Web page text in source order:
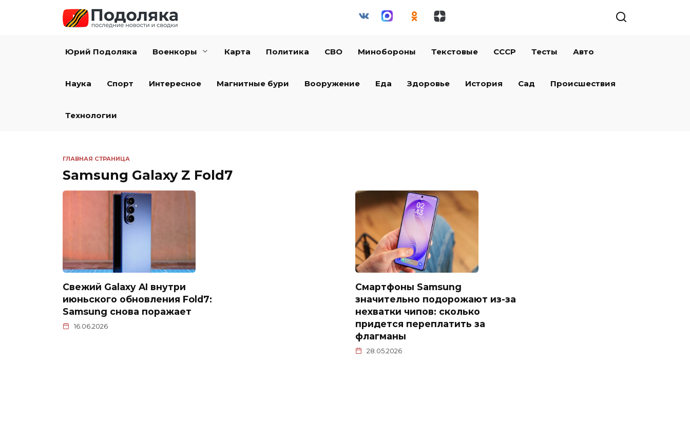
Юрий Подоляка Военкоры Карта Политика СВО Минобороны Текстовые СССР Тесты Авто
Наука Спорт Интересное Магнитные бури Вооружение Еда Здоровье История Сад Происшествия
Технологии
ГЛАВНАЯ СТРАНИЦА
Samsung Galaxy Z Fold7
Свежий Galaxy AI внутри
июньского обновления Fold7:
Samsung снова поражает
16.06.2026
Смартфоны Samsung
значительно подорожают из-за
нехватки чипов: сколько
придется переплатить за
флагманы
28.05.2026